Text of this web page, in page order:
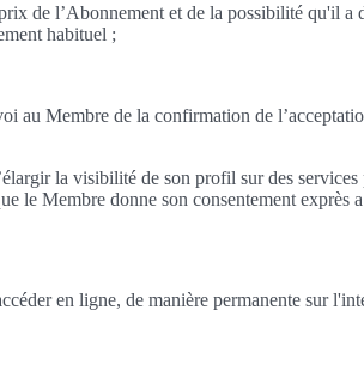
de l’Abonnement et de la possibilité qu'il
habituel ;
au Membre de la confirmation de
la visibilité de son profil sur des
Membre donne son consentement exprès
en ligne, de manière permanente sur